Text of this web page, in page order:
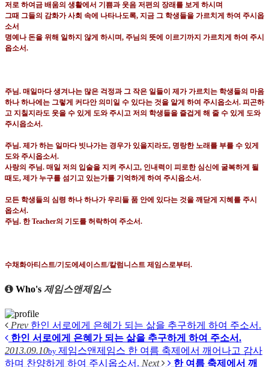
저로 하여금 배움의 생활에서 기쁨과 웃음 저편의 장래를 보게 하시며
그때 그들의 감화가 사회 속에 나타나도록, 지금 그 학생들을 가르치게 하여 주시옵
소서
명예나 돈을 위해 일하지 않게 하시며, 주님의 뜻에 이르기까지 가르치게 하여 주시
옵소서.
주님. 매일마다 생겨나는 많은 걱정과 그 작은 일들이 제가 가르치는 학생들의 마음
하나 하나에는 그렇게 커다안 의미일 수 있다는 것을 알게 하여 주시옵소서. 피곤하
고 지칠지라도 웃을 수 있게 도와 주시고 저의 학생들을 즐겁게 해 줄 수 있게 도와
주시옵소서.
주님. 제가 하는 일마다 빗나가는 경우가 있을지라도, 명랑한 노래를 부를 수 있게
도와 주시옵소서.
사랑의 주님. 매일 저의 입술을 지켜 주시고, 인내력이 피로한 심신에 굴복하게 될
때도, 제가 누구를 섬기고 있는가를 기억하게 하여 주시옵소서.
모든 학생들의 심령 하나 하나가 우리들 품 안에 있다는 것을 깨닫게 지혜를 주시
옵소서.
주님. 한Teacher의 기도를 허락하여 주소서.
수채화아티스트/기도에세이스트/칼럼니스트 제임스로부터.
Who's 제임스앤제임스
Prev 한인 서로에게 은혜가 되는 삶을 추구하게 하여 주소서.
한인 서로에게 은혜가 되는 삶을 추구하게 하여 주소서.
2013.09.10by 제임스앤제임스 한 여름 축제에서 깨어나고 감사
하며 찬양하게 하여 주시옵소서. Next
한 여름 축제에서 깨